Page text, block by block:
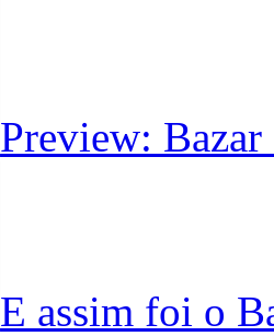
Preview:
E assim foi o